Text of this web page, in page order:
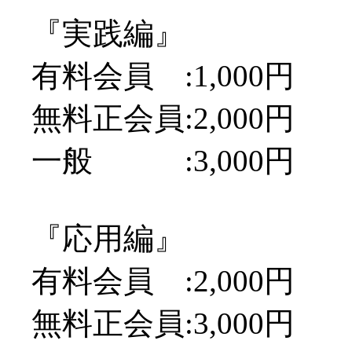
『実践編』
有料会員 :1,000円
無料正会員:2,000円
一般 :3,000円
『応用編』
有料会員 :2,000円
無料正会員:3,000円